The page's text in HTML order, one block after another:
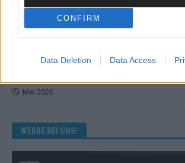
CONFIRM
Data Deletion Data Access
Von Lugano bis Wien: Wie der ESC in 70
Mai 2026
WERBE BEI UNS!